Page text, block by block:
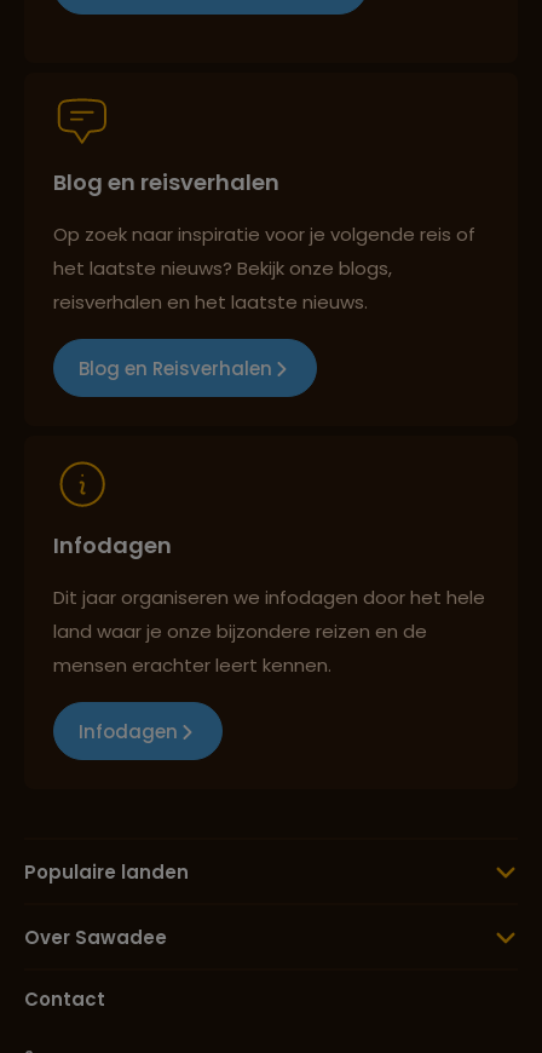
Lees meer over Moulay Idriss
Lees meer over Rifgebergte
Lees meer over Sahara Marokko
Persoonlijk en deskundig reisadvies
Best beoordeelde reisroutes
Blog en reisverhalen
Op zoek naar inspiratie voor je volgende reis of
het laatste nieuws? Bekijk onze blogs,
reisverhalen en het laatste nieuws.
Blog en Reisverhalen
Infodagen
Dit jaar organiseren we infodagen door het hele
land waar je onze bijzondere reizen en de
mensen erachter leert kennen.
Infodagen
Populaire landen
Over Sawadee
Contact